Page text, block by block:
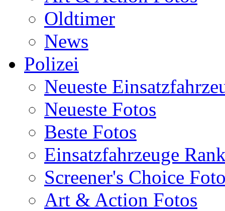
Oldtimer
News
Polizei
Neueste
Neueste Fotos
Beste Fotos
Einsatzfahrzeuge
Screener's Choice
Art & Action Fotos